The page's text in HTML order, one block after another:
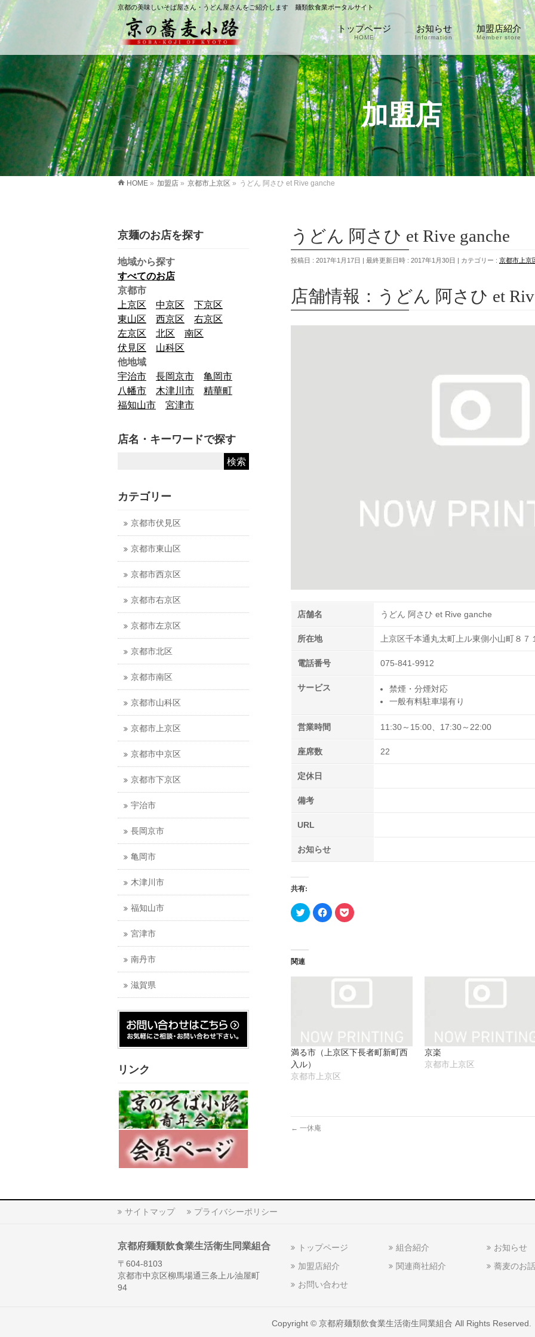
京都の美味しいそば屋さん・うどん屋さんをご紹介します 麺類飲食業ポータルサイト
トップページ
HOME
お知らせ
Information
加盟店紹介
Member store
加盟店
HOME » 加盟店 » 京都市上京区 » うどん 阿さひ et Rive ganche
うどん 阿さひ et Rive ganche
投稿日 : 2017年1月17日 最終更新日時 : 2017年1月30日 カテゴリー : 京都市上京
店舗情報：うどん 阿さひ et
店舗名 うどん 阿さひ et Rive ganche
所在地 上京区千本通丸太町上ル東側小山町８７
電話番号 075-841-9912
サービス
禁煙・分煙対応
一般有料駐車場有り
営業時間 11:30～15:00、17:30～22:00
座席数 22
定休日
備考
URL
お知らせ
共有:
ク
リ
Twitter
有
ウ
で
開
き
ま
す)
Facebook
で
リ
ッ
い
(新
し
い
ン
ド
ま
ク
リ
ェ
ア
(新
し
い
ウ
ド
ウ
で
開
関連
満る市（上京区下長者町新町西
入ル）
京都市上京区
京楽
京都市上京区
← 一休庵
京麺のお店を探す
地域から探す
すべてのお店
京都市
上京区
中京区
下京区
東山区
西京区
右京区
左京区
北区
南区
伏見区
山科区
他地域
宇治市
長岡京市
亀岡市
八幡市
木津川市
精華町
福知山市
宮津市
店名・キーワードで探す
カテゴリー
京都市伏見区
京都市東山区
京都市西京区
京都市右京区
京都市左京区
京都市北区
京都市南区
京都市山科区
京都市上京区
京都市中京区
京都市下京区
宇治市
長岡京市
亀岡市
木津川市
福知山市
宮津市
南丹市
滋賀県
リンク
サイトマップ プライバシーポリシー
京都府麺類飲食業生活衛生同業組合
〒604-8103
京都市中京区柳馬場通三条上ル油屋町
94
トップページ 組合紹介
お知らせ
加盟店紹介
関連商社紹介
蕎麦のお話
お問い合わせ
Copyright © 京都府麺類飲食業生活衛生同業組合 All Rights Reserved.